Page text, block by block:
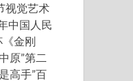
视觉艺术
中国人民
《金刚
原”第二
高手”百